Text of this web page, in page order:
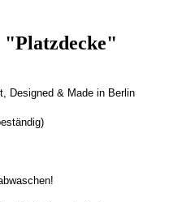
Designed & Made in Berlin